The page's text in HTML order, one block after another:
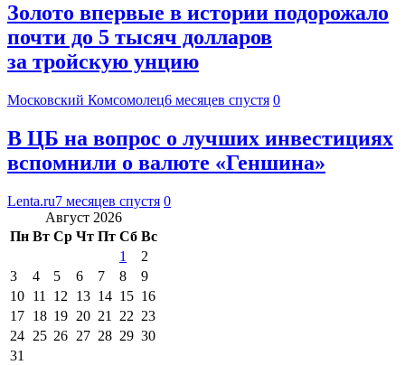
Золото впервые в истории подорожало
почти до 5 тысяч долларов
за тройскую унцию
Московский Комсомолец6 месяцев спустя 0
В ЦБ на вопрос о лучших инвестициях
вспомнили о валюте «Геншина»
Lenta.ru7 месяцев спустя 0
Август 2026
Пн Вт Ср Чт Пт Сб Вс
1
2
3
4 5 6 7 8
9
10 11 12 13 14 15 16
17 18 19 20 21 22 23
24 25 26 27 28 29 30
31